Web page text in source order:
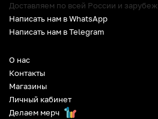
О нас
Контакты
Магазины
Личный кабинет
Делаем мерч
Доставляем по всей России и зарубеж
Написать нам в WhatsApp
Написать нам в Telegram